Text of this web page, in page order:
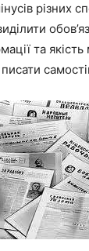
різних
та якість